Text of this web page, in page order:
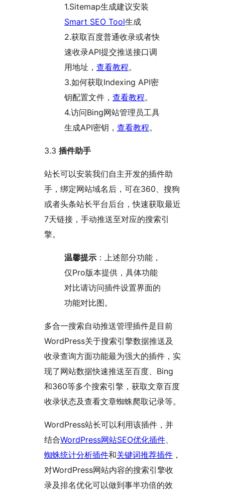
1.Sitemap生成建议安装
Smart SEO Tool生成
2.获取百度普通收录或者快
速收录API提交推送接口调
用地址， 查看教程。
3.如何获取Indexing API密
钥配置文件， 查看教程。
4.访问Bing网站管理员工具
生成API密钥， 查看教程。
3.3 插件助手
站长可以安装我们自主开发的插件助
手，绑定网站域名后，可在360、搜狗
或者头条站长平台后台，快速获取最近
7天链接，手动推送至对应的搜索引
擎。
温馨提示 ：上述部分功能，
仅Pro版本提供，具体功能
对比请访问插件设置界面的
功能对比图。
多合一搜索自动推送管理插件是目前
WordPress关于搜索引擎数据推送及
收录查询方面功能最为强大的插件，实
现了网站数据快速推送至百度、Bing
和360等多个搜索引擎，获取文章百度
收录状态及查看文章蜘蛛爬取记录等。
WordPress站长可以利用该插件，并
结合WordPress网站SEO优化插件、
蜘蛛统计分析插件和关键词推荐插件 ，
对WordPress网站内容的搜索引擎收
录及排名优化可以做到事半功倍的效